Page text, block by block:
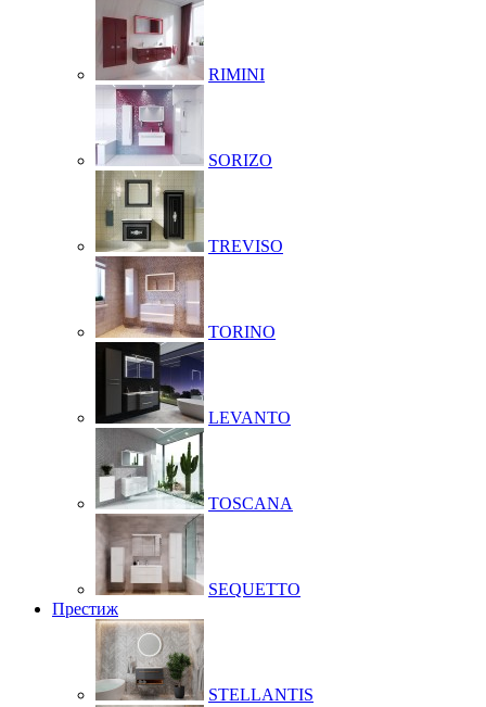
RIMINI
SORIZO
TREVISO
TORINO
LEVANTO
TOSCANA
SEQUETTO
Престиж
STELLANTIS